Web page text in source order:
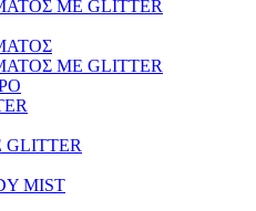
ΜΕ GLITTER
ΜΕ GLITTER
MIST